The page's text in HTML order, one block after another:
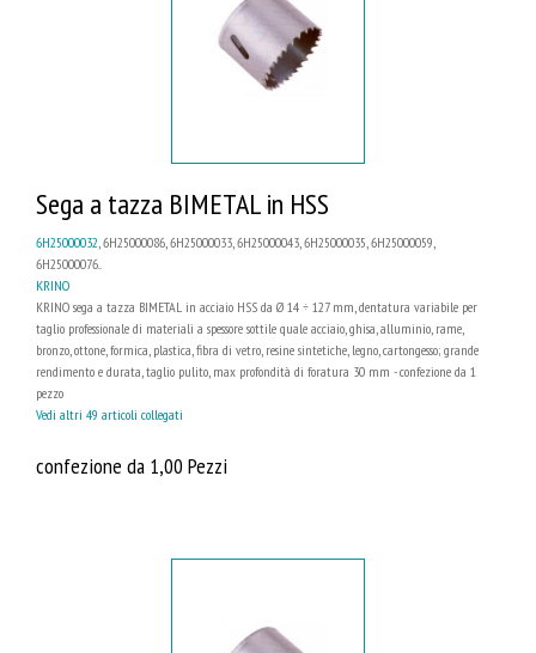
Sega a tazza BIMETAL in HSS
6H25000032, 6H25000086, 6H25000033, 6H25000043, 6H25000035, 6H25000059,
6H25000076...
KRINO
KRINO sega a tazza BIMETAL in acciaio HSS da Ø 14 ÷ 127 mm, dentatura variabile per
taglio professionale di materiali a spessore sottile quale acciaio, ghisa, alluminio, rame,
bronzo, ottone, formica, plastica, fibra di vetro, resine sintetiche, legno, cartongesso; grande
rendimento e durata, taglio pulito, max profondità di foratura 30 mm - confezione da 1
pezzo
Vedi altri 49 articoli collegati
confezione da 1,00 Pezzi